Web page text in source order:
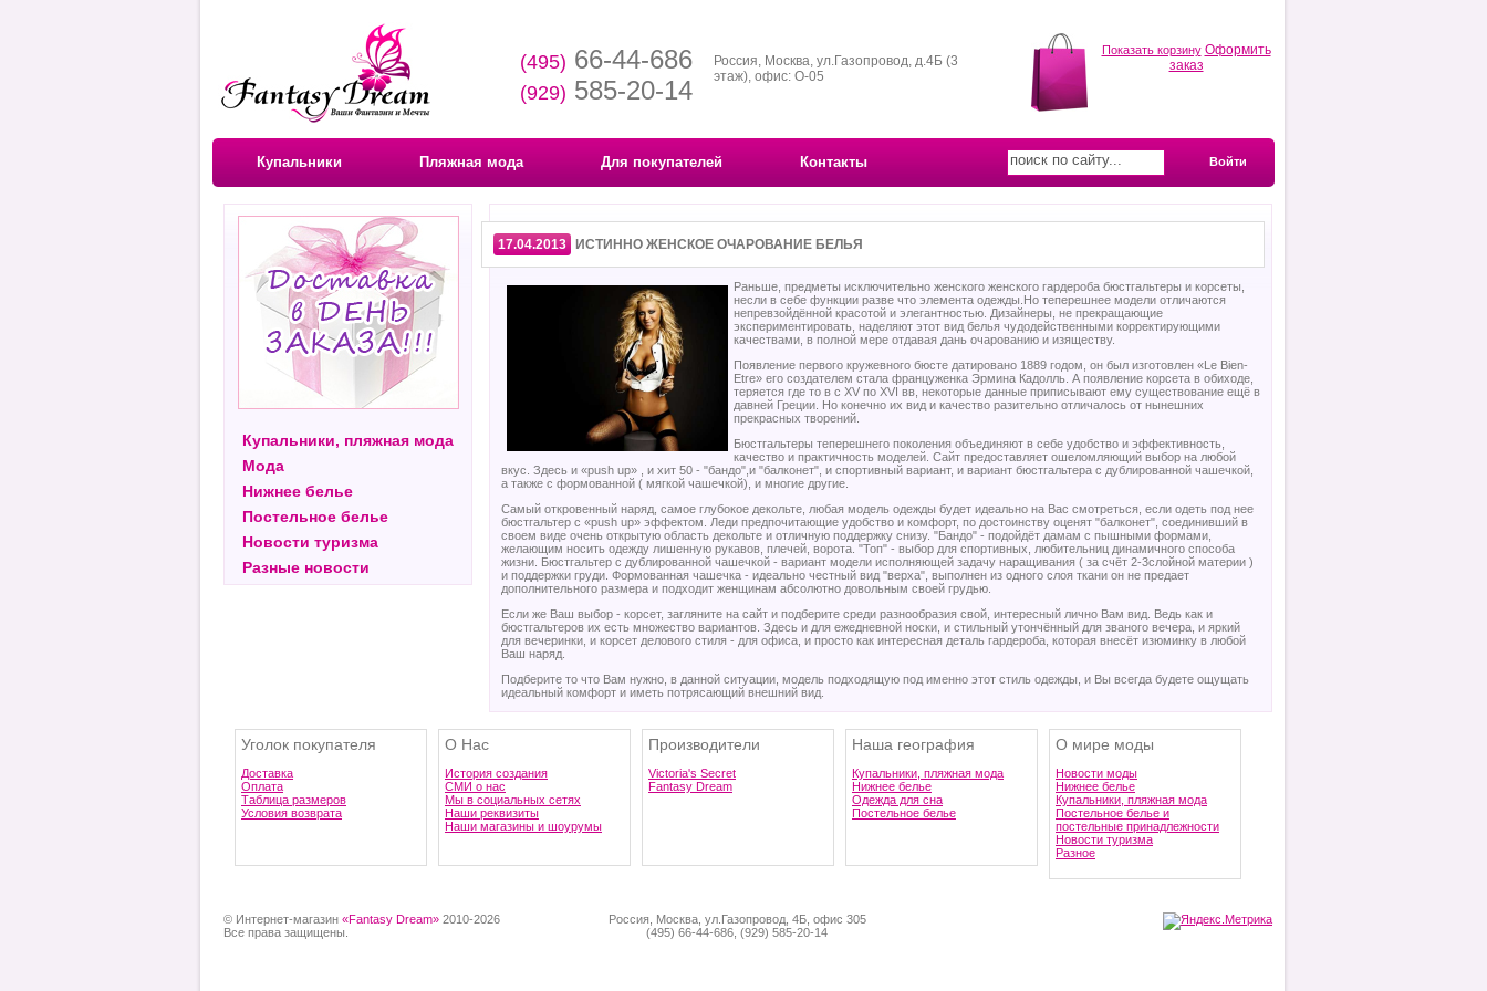
(495) 66-44-686
(929) 585-20-14
Россия, Москва, ул.Газопровод, д.4Б (3
этаж), офис: О-05
Показать корзину Оформить
заказ
Купальники Пляжная мода Для покупателей Контакты Войти
Купальники, пляжная мода
Мода
Нижнее белье
Постельное белье
Новости туризма
Разные новости
17.04.2013 ИСТИННО ЖЕНСКОЕ ОЧАРОВАНИЕ БЕЛЬЯ
Раньше, предметы исключительно женского женского гардероба бюстгальтеры и корсеты,
несли в себе функции разве что элемента одежды.Но теперешнее модели отличаются
непревзойдённой красотой и элегантностью. Дизайнеры, не прекращающие
экспериментировать, наделяют этот вид белья чудодейственными корректирующими
качествами, в полной мере отдавая дань очарованию и изяществу.
Появление первого кружевного бюсте датировано 1889 годом, он был изготовлен «Le Bien-
Etre» его создателем стала француженка Эрмина Кадолль. А появление корсета в обиходе,
теряется где то в с XV по XVI вв, некоторые данные приписывают ему существование ещё в
давней Греции. Но конечно их вид и качество разительно отличалось от нынешних
прекрасных творений.
Бюстгальтеры теперешнего поколения объединяют в себе удобство и эффективность,
качество и практичность моделей. Сайт предоставляет ошеломляющий выбор на любой
вкус. Здесь и «push up» , и хит 50 - "бандо",и "балконет", и спортивный вариант, и вариант бюстгальтера с дублированной чашечкой,
а также с формованной ( мягкой чашечкой), и многие другие.
Самый откровенный наряд, самое глубокое декольте, любая модель одежды будет идеально на Вас смотреться, если одеть под нее
бюстгальтер с «push up» эффектом. Леди предпочитающие удобство и комфорт, по достоинству оценят "балконет", соединивший в
своем виде очень открытую область декольте и отличную поддержку снизу. "Бандо" - подойдёт дамам с пышными формами,
желающим носить одежду лишенную рукавов, плечей, ворота. "Топ" - выбор для спортивных, любительниц динамичного способа
жизни. Бюстгальтер с дублированной чашечкой - вариант модели исполняющей задачу наращивания ( за счёт 2-3слойной материи )
и поддержки груди. Формованная чашечка - идеально честный вид "верха", выполнен из одного слоя ткани он не предает
дополнительного размера и подходит женщинам абсолютно довольным своей грудью.
Если же Ваш выбор - корсет, загляните на сайт и подберите среди разнообразия свой, интересный лично Вам вид. Ведь как и
бюстгальтеров их есть множество вариантов. Здесь и для ежедневной носки, и стильный утончённый для званого вечера, и яркий
для вечеринки, и корсет делового стиля - для офиса, и просто как интересная деталь гардероба, которая внесёт изюминку в любой
Ваш наряд.
Подберите то что Вам нужно, в данной ситуации, модель подходящую под именно этот стиль одежды, и Вы всегда будете ощущать
идеальный комфорт и иметь потрясающий внешний вид.
Уголок покупателя
Доставка
Оплата
Таблица размеров
Условия возврата
О Нас
История создания
СМИ о нас
Мы в социальных сетях
Наши реквизиты
Наши магазины и шоурумы
Производители
Victoria's Secret
Fantasy Dream
Наша география
Купальники, пляжная мода
Нижнее белье
Одежда для сна
Постельное белье
О мире моды
Новости моды
Нижнее белье
Купальники, пляжная мода
Постельное белье и
постельные принадлежности
Новости туризма
Разное
© Интернет-магазин «Fantasy Dream» 2010-2026
Все права защищены.
Россия, Москва, ул.Газопровод, 4Б, офис 305
(495) 66-44-686, (929) 585-20-14